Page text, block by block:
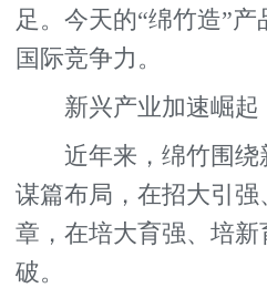
足。今天的“绵竹造”
国际竞争力。
新兴产业加速崛起
近年来，绵竹围绕
谋篇布局，在招大引
章，在培大育强、培
破。